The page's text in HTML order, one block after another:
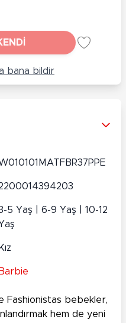
bana bildir
5 Yaş | 6-9 Yaş | 10-12
Kız
Barbie
Fashionistas bebekler,
hem de yeni